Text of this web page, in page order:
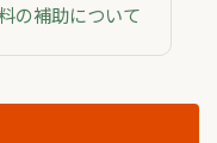
の補助について